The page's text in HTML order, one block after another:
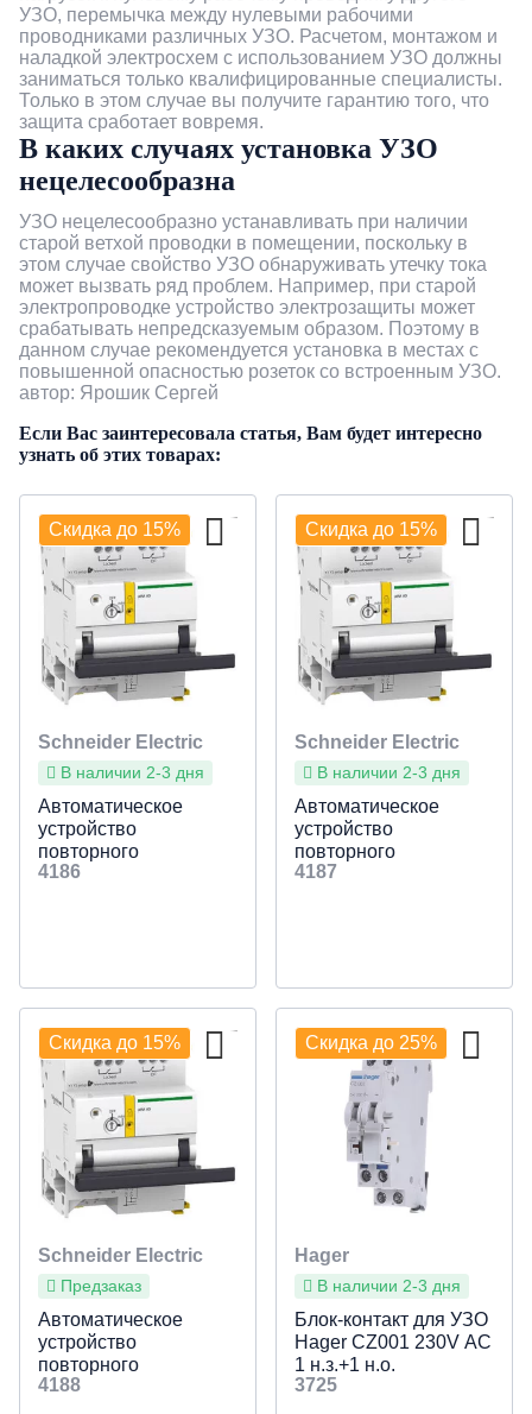
УЗО, перемычка между нулевыми рабочими
проводниками различных УЗО. Расчетом, монтажом и
наладкой электросхем с использованием УЗО должны
заниматься только квалифицированные специалисты.
Только в этом случае вы получите гарантию того, что
защита сработает вовремя.
В каких случаях установка УЗО
нецелесообразна
УЗО нецелесообразно устанавливать при наличии
старой ветхой проводки в помещении, поскольку в
этом случае свойство УЗО обнаруживать утечку тока
может вызвать ряд проблем. Например, при старой
электропроводке устройство электрозащиты может
срабатывать непредсказуемым образом. Поэтому в
данном случае рекомендуется установка в местах с
повышенной опасностью розеток со встроенным УЗО.
автор: Ярошик Сергей
Если Вас заинтересовала статья, Вам будет интересно
узнать об этих товарах:
Скидка до 15%
Schneider Electric
В наличии 2-3 дня
Автоматическое
устройство
повторного
включения ARA ilD
4186
Скидка до 15%
Schneider Electric
В наличии 2-3 дня
Автоматическое
устройство
повторного
включения ARA ilD
4187
Скидка до 15%
Schneider Electric
Предзаказ
Автоматическое
устройство
повторного
включения ARA ilD
4188
Скидка до 25%
Hager
В наличии 2-3 дня
Блок-контакт для УЗО
Hager CZ001 230V АС
1 н.з.+1 н.о.
3725
Наборы инструментов
Термоусадочная трубка
Спиральная кабельная
обвязка
Маркировка для кабеля
Дополнительные элементы
для СИП-арматуры
Средства защиты и
устройства заземлений
рейку
Все термостаты
Саморегулирующийся
греющий кабель
монтажа
Щиты для накладного
монтажа
DIN-рейку
Клеммы на DIN-рейку
Клеммные блоки N и PEN
Нулевые шины
Аксессуары
Фены и паяльники
Многофункциональный
инструмент
Клеевые пистолеты
Рабочие столы
Аксессуары и расходный
материал
Культиваторы и мотоблоки
Садовые измельчители
Аэраторы
Ножницы (электро)
Кусторезы
Другие садовые
принадлежности
Гаечные ключи
Обжимной инструмент
Ножи
Ножницы
Измерение
вентиляторы
Радиальные промышленные
вентиляторы
Приточные вентиляционные
установки
Тепловентиляторы
Аксессуары для
промышленной вентиляции
Клапаны противопожарные
Частотные преобразователи
для вентиляции
Аксессуары
противопожарные
использования
Для школ и общественных
зданий
Аксессуары для
децентрализованных ПВУ
противоточные
ПВУ бытовые роторные
ПВУ бытовые
перекрестноточные
Аксессуары для
централизованных ПВУ
Пластиковые воздуховоды
Полужесткие воздуховоды
Гибкие воздуховоды
Решетки и анемостаты
Диффузоры
Ревизионные дверцы
Монтажные элементы
Вентиляционные каналы
энергообеспечения
Счетчики / Контроллеры заряда
Кабель для SOLAR систем
Крепление для солнечных
панелей
Вызывные панели
Готовые комплекты
Аксессуары
Защита от затопления
Солнечные системы SOLAR
Звонки дверные
Умный дом
NETATMO (Legrand)
JUNG HOME
ABB i-bus
Elko EP RF-Control
Умная инсталляция Ajax
Датчики